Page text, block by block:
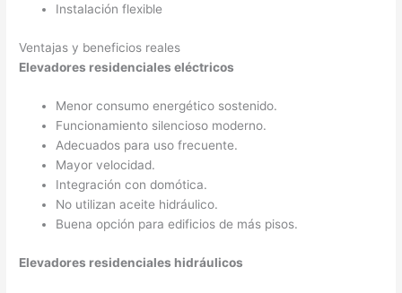
Instalación flexible
Ventajas y beneficios reales
Elevadores residenciales eléctricos
Menor consumo energético sostenido.
Funcionamiento silencioso moderno.
Adecuados para uso frecuente.
Mayor velocidad.
Integración con domótica.
No utilizan aceite hidráulico.
Buena opción para edificios de más pisos.
Elevadores residenciales hidráulicos